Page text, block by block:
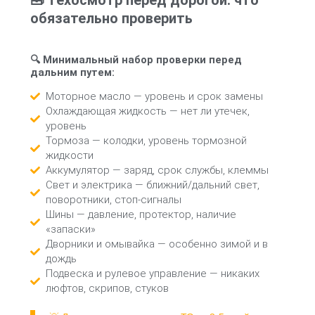
обязательно проверить
🔍 Минимальный набор проверки перед
дальним путем:
Моторное масло — уровень и срок замены
Охлаждающая жидкость — нет ли утечек,
уровень
Тормоза — колодки, уровень тормозной
жидкости
Аккумулятор — заряд, срок службы, клеммы
Свет и электрика — ближний/дальний свет,
поворотники, стоп-сигналы
Шины — давление, протектор, наличие
«запаски»
Дворники и омывайка — особенно зимой и в
дождь
Подвеска и рулевое управление — никаких
люфтов, скрипов, стуков